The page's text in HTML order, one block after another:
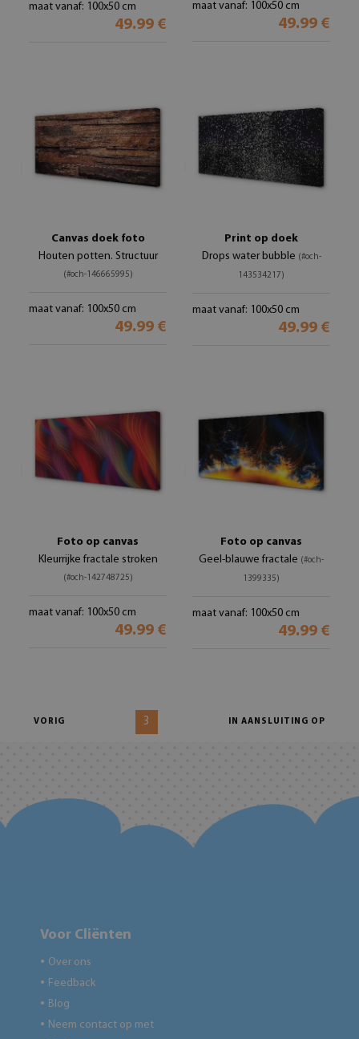
maat vanaf: 100x50 cm
49.99 €
maat vanaf: 100x50 cm
49.99 €
Canvas doek foto
Houten potten. Structuur
(#och-146665995)
maat vanaf: 100x50 cm
49.99 €
Print op doek
Drops water bubble (#och-
143534217)
maat vanaf: 100x50 cm
49.99 €
Foto op canvas
Kleurrijke fractale stroken
(#och-142748725)
maat vanaf: 100x50 cm
49.99 €
Foto op canvas
Geel-blauwe fractale (#och-
1399335)
maat vanaf: 100x50 cm
49.99 €
VORIG 3 IN AANSLUITING OP
Voor Cliënten
● Over ons
● Feedback
● Blog
● Neem contact op met